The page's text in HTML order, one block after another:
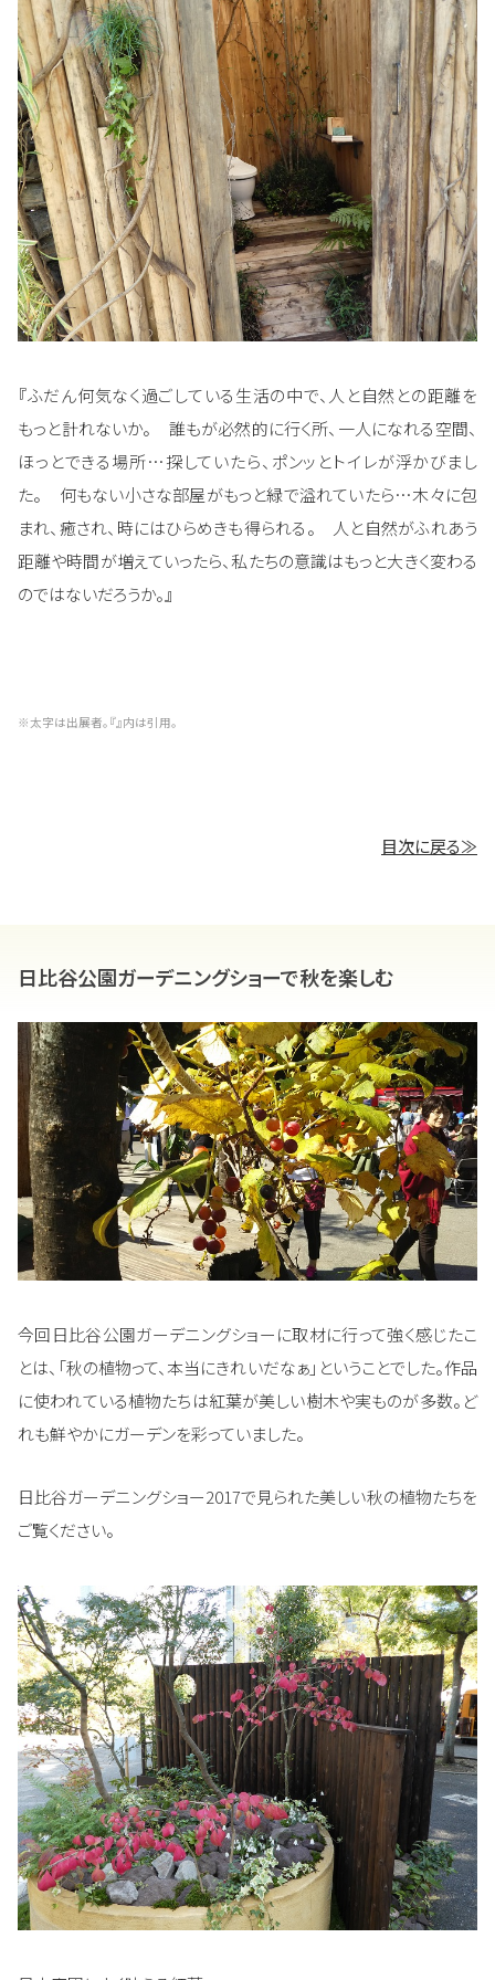
『ふだん何気なく過ごしている生活の中で、人と自然との距離を
もっと計れないか。 誰もが必然的に行く所、一人になれる空間、
ほっとできる場所…探していたら、ポンッとトイレが浮かびまし
た。 何もない小さな部屋がもっと緑で溢れていたら…木々に包
まれ、癒され、時にはひらめきも得られる。 人と自然がふれあう
距離や時間が増えていったら、私たちの意識はもっと大きく変わる
のではないだろうか。』
※太字は出展者。『』内は引用。
目次に戻る≫
日比谷公園ガーデニングショーで秋を楽しむ
今回日比谷公園ガーデニングショーに取材に行って強く感じたこ
とは、「秋の植物って、本当にきれいだなぁ」ということでした。作品
に使われている植物たちは紅葉が美しい樹木や実ものが多数。ど
れも鮮やかにガーデンを彩っていました。
日比谷ガーデニングショー2017で見られた美しい秋の植物たちを
ご覧ください。